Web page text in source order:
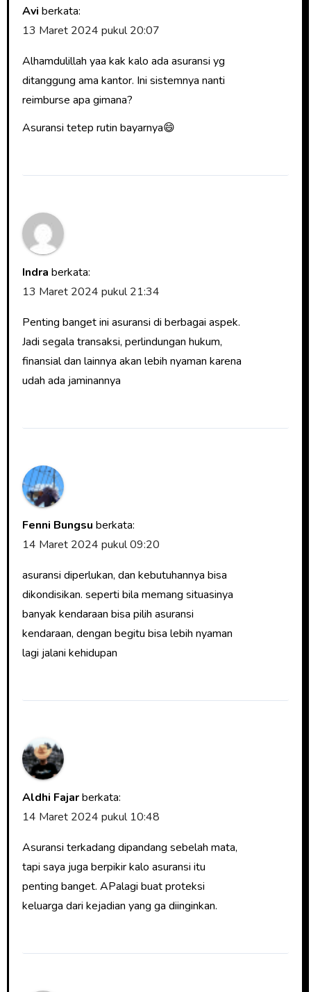
Avi berkata:
13 Maret 2024 pukul 20:07
Alhamdulillah yaa kak kalo ada asuransi yg
ditanggung ama kantor. Ini sistemnya nanti
reimburse apa gimana?
Asuransi tetep rutin bayarnya😄
Indra berkata:
13 Maret 2024 pukul 21:34
Penting banget ini asuransi di berbagai aspek.
Jadi segala transaksi, perlindungan hukum,
finansial dan lainnya akan lebih nyaman karena
udah ada jaminannya
Fenni Bungsu berkata:
14 Maret 2024 pukul 09:20
asuransi diperlukan, dan kebutuhannya bisa
dikondisikan. seperti bila memang situasinya
banyak kendaraan bisa pilih asuransi
kendaraan, dengan begitu bisa lebih nyaman
lagi jalani kehidupan
Aldhi Fajarberkata:
14 Maret 2024 pukul 10:48
Asuransi terkadang dipandang sebelah mata,
tapi saya juga berpikir kalo asuransi itu
penting banget. APalagi buat proteksi
keluarga dari kejadian yang ga diinginkan.